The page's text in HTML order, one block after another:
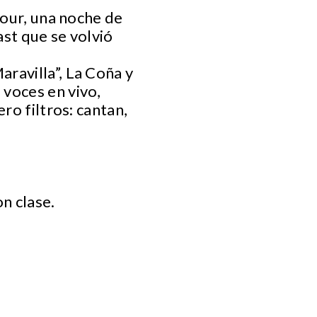
una noche de
que se volvió
La Coña y
en vivo,
filtros: cantan,
clase.